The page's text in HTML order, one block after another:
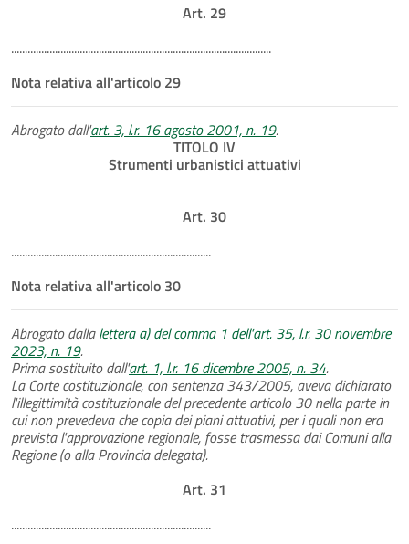
Art. 29
...............................................................................................
Nota relativa all'articolo 29
Abrogato dall'art. 3, l.r. 16 agosto 2001, n. 19.
TITOLO IV
Strumenti urbanistici attuativi
Art. 30
.........................................................................
Nota relativa all'articolo 30
Abrogato dallalettera a) del comma 1 dell'art. 35, l.r. 30 novembre
2023, n. 19.
Prima sostituito dall'art. 1, l.r. 16 dicembre 2005, n. 34.
La Corte costituzionale, con sentenza 343/2005, aveva dichiarato
l'illegittimità costituzionale del precedente articolo 30 nella parte in
cui non prevedeva che copia dei piani attuativi, per i quali non era
prevista l'approvazione regionale, fosse trasmessa dai Comuni alla
Regione (o alla Provincia delegata).
Art. 31
.........................................................................